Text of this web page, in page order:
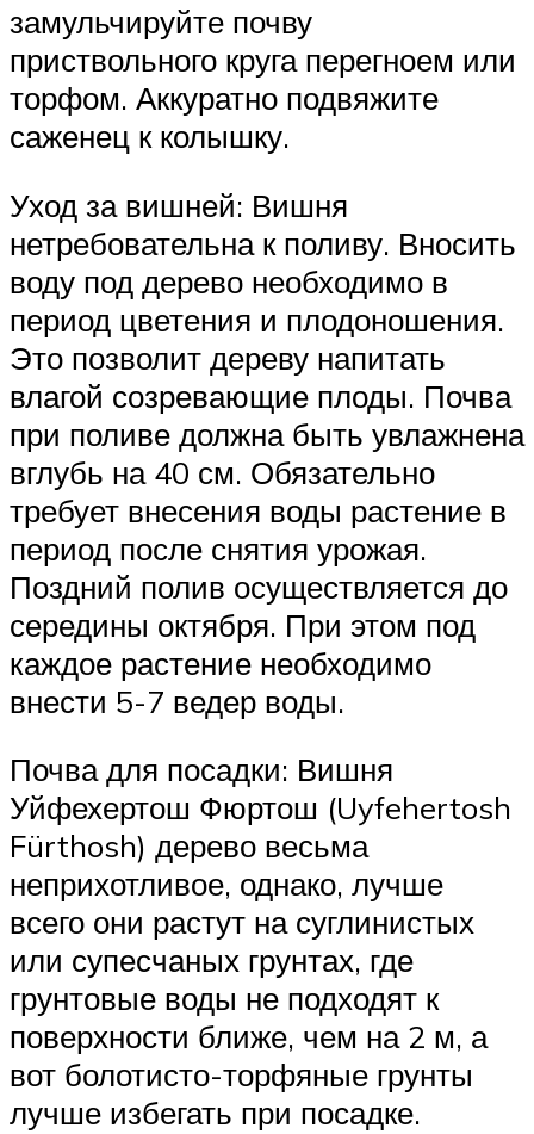
замульчируйте почву
приствольного круга перегноем или
торфом. Аккуратно подвяжите
саженец к колышку.
Уход за вишней: Вишня
нетребовательна к поливу. Вносить
воду под дерево необходимо в
период цветения и плодоношения.
Это позволит дереву напитать
влагой созревающие плоды. Почва
при поливе должна быть увлажнена
вглубь на 40 см. Обязательно
требует внесения воды растение в
период после снятия урожая.
Поздний полив осуществляется до
середины октября. При этом под
каждое растение необходимо
внести 5-7 ведер воды.
Почва для посадки: Вишня
Уйфехертош Фюртош (Uyfehertosh
Fürthosh) дерево весьма
неприхотливое, однако, лучше
всего они растут на суглинистых
или супесчаных грунтах, где
грунтовые воды не подходят к
поверхности ближе, чем на 2 м, а
вот болотисто-торфяные грунты
лучше избегать при посадке.